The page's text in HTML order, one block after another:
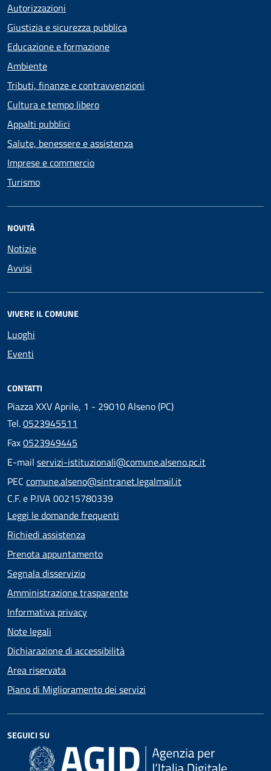
Autorizzazioni
Giustizia e sicurezza pubblica
Educazione e formazione
Ambiente
Tributi, finanze e contravvenzioni
Cultura e tempo libero
Appalti pubblici
Salute, benessere e assistenza
Imprese e commercio
Turismo
NOVITÀ
Notizie
Avvisi
VIVERE IL COMUNE
Luoghi
Eventi
CONTATTI
Piazza XXV Aprile, 1 - 29010 Alseno (PC)
Tel.0523945511
Fax0523949445
E-mail servizi-istituzionali@comune.alseno.pc.it
PEC comune.alseno@sintranet.legalmail.it
C.F. e P.IVA 00215780339
Leggi le domande frequenti
Richiedi assistenza
Prenota appuntamento
Segnala disservizio
Amministrazione trasparente
Informativa privacy
Note legali
Dichiarazione di accessibilità
Area riservata
Piano di Miglioramento dei servizi
SEGUICI SU